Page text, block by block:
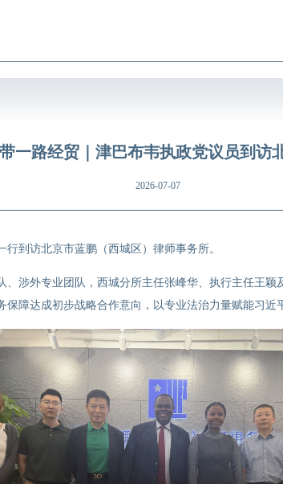
一路经贸｜津巴布韦执政党议员到访
2026-07-07
到访北京市蓝鹏（西城区）律师事务所。
涉外专业团队，西城分所主任张峰华、执行主任王
障达成初步战略合作意向，以专业法治力量赋能习近